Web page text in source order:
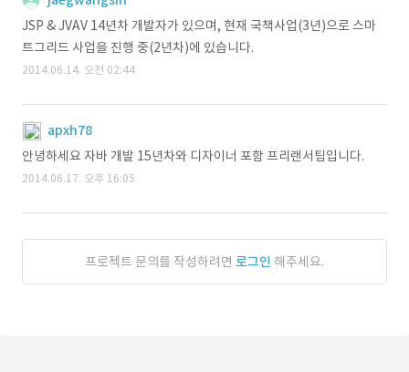
JSP & JVAV 14년차 개발자가 있으며, 현재 국책사업(3년)으로 스마
트그리드 사업을 진행 중(2년차)에 있습니다.
2014.06.14. 오전 02:44
apxh78
안녕하세요 자바 개발 15년차와 디자이너 포함 프리랜서팀입니다.
2014.06.17. 오후 16:05
프로젝트 문의를 작성하려면 로그인 해주세요.